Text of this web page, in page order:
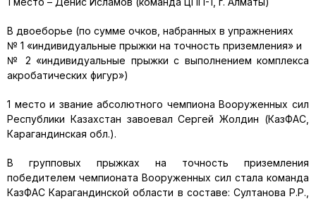
В двоеборье (по сумме очков, набранных в упражнениях
№ 1 «индивидуальные прыжки на точность приземления» и
№ 2 «индивидуальные прыжки с выполнением комплекса
акробатических фигур»)
1 место и звание абсолютного чемпиона Вооруженных сил
Республики Казахстан завоевал Сергей Жолдин (КазФАС,
Карагандинская обл.).
В групповых прыжках на точность приземления
победителем чемпионата Вооруженных сил стала команда
КазФАС Карагандинской области в составе: Султанова Р.Р.,